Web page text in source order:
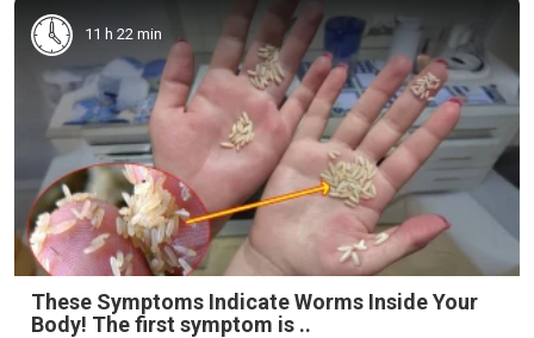
11 h 22 min
These Symptoms Indicate Worms Inside Your
Body! The first symptom is ..